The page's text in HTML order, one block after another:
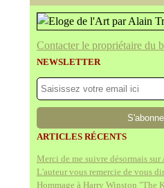
Contacter le propriétaire du
NEWSLETTER
ARTICLES RÉCENTS
Merci de me suivre désormais
L'auteur vous remercie de vous
Hommage à Harry Winston "The